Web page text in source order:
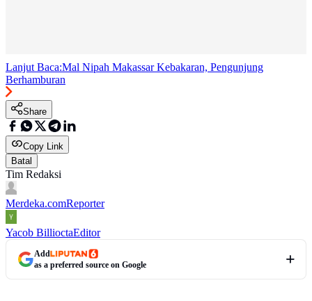
Lanjut Baca:Mal Nipah Makassar Kebakaran, Pengunjung
Berhamburan
Share
Copy Link
Batal
Tim Redaksi
Merdeka.comReporter
Yacob BillioctaEditor
Add
as a preferred source on Google